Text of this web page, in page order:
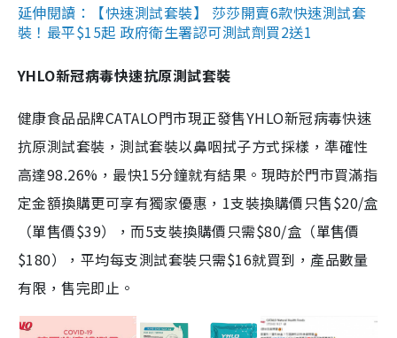
延伸閱讀：【快速測試套裝】 莎莎開賣6款快速測試套
裝！最平$15起 政府衛生署認可測試劑買2送1
YHLO新冠病毒快速抗原測試套裝
健康食品品牌CATALO門市現正發售YHLO新冠病毒快速
抗原測試套裝，測試套裝以鼻咽拭子方式採樣，準確性
高達98.26%，最快15分鐘就有結果。現時於門市買滿指
定金額換購更可享有獨家優惠，1支裝換購價只售$20/盒
（單售價$39），而5支裝換購價只需$80/盒（單售價
$180），平均每支測試套裝只需$16就買到，產品數量
有限，售完即止。